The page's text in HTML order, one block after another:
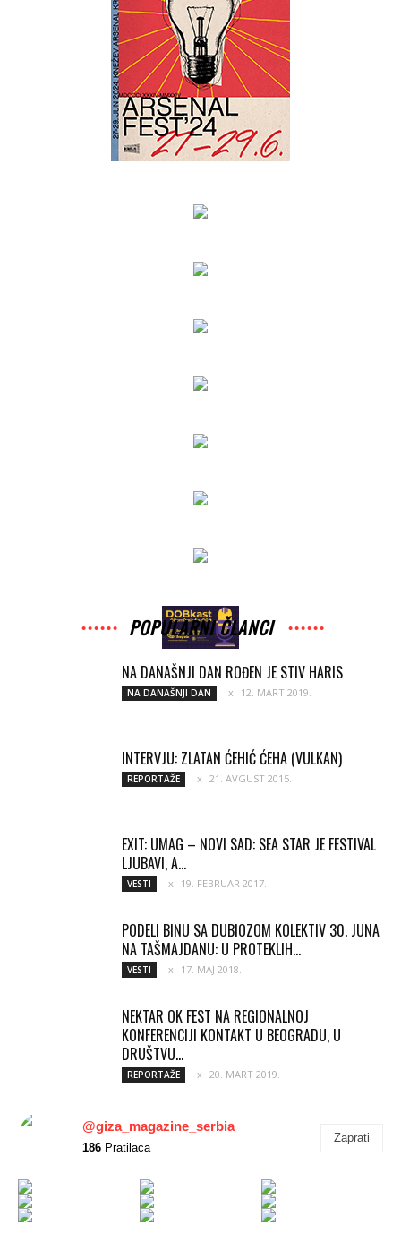
POPULARNI ČLANCI
NA DANAŠNJI DAN ROĐEN JE STIV HARIS
NA DANAŠNJI DAN 12. MART 2019.
INTERVJU: ZLATAN ĆEHIĆ ĆEHA (VULKAN)
REPORTAŽE 21. AVGUST 2015.
EXIT: UMAG – NOVI SAD: SEA STAR JE FESTIVAL
LJUBAVI, A...
VESTI 19. FEBRUAR 2017.
PODELI BINU SA DUBIOZOM KOLEKTIV 30. JUNA
NA TAŠMAJDANU: U PROTEKLIH...
VESTI 17. MAJ 2018.
NEKTAR OK FEST NA REGIONALNOJ
KONFERENCIJI KONTAKT U BEOGRADU, U
DRUŠTVU...
REPORTAŽE 20. MART 2019.
@giza_magazine_serbia
186 Pratilaca
Zaprati